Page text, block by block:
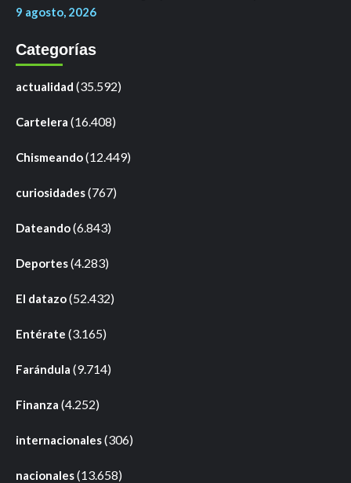
9 agosto, 2026
Categorías
actualidad (35.592)
Cartelera (16.408)
Chismeando(12.449)
curiosidades(767)
Dateando(6.843)
Deportes(4.283)
El datazo(52.432)
Entérate (3.165)
Farándula (9.714)
Finanza (4.252)
internacionales(306)
nacionales(13.658)